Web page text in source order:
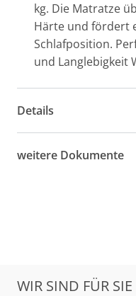
kg. Die Matratze
Härte und fördert
Schlafposition.
und Langlebigkeit
Details
weitere Dokumente
WIR SIND FÜR